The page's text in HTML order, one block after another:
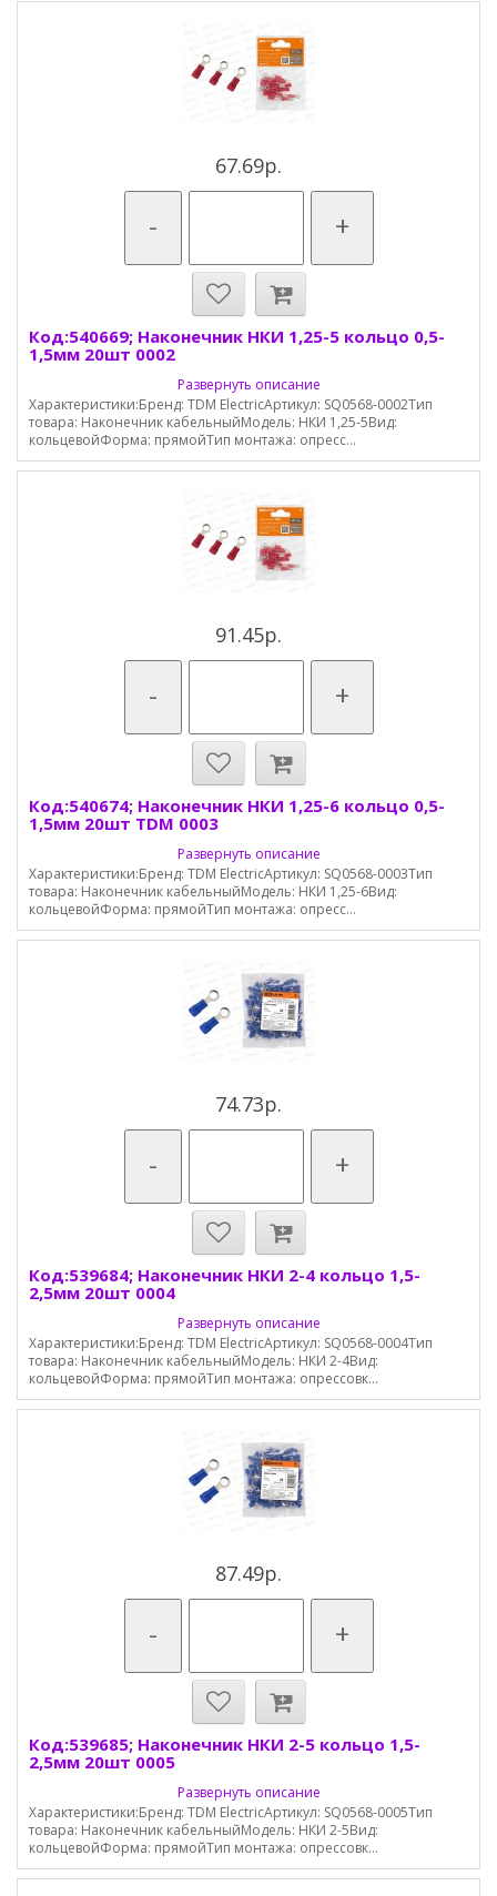
67.69р.
- +
Код:540669; Наконечник НКИ 1,25-5 кольцо 0,5-
1,5мм 20шт 0002
Развернуть описание
Характеристики:Бренд: TDM ElectricАртикул: SQ0568-0002Тип
товара: Наконечник кабельныйМодель: НКИ 1,25-5Вид:
кольцевойФорма: прямойТип монтажа: опресс...
91.45р.
- +
Код:540674; Наконечник НКИ 1,25-6 кольцо 0,5-
1,5мм 20шт TDM 0003
Развернуть описание
Характеристики:Бренд: TDM ElectricАртикул: SQ0568-0003Тип
товара: Наконечник кабельныйМодель: НКИ 1,25-6Вид:
кольцевойФорма: прямойТип монтажа: опресс...
74.73р.
- +
Код:539684; Наконечник НКИ 2-4 кольцо 1,5-
2,5мм 20шт 0004
Развернуть описание
Характеристики:Бренд: TDM ElectricАртикул: SQ0568-0004Тип
товара: Наконечник кабельныйМодель: НКИ 2-4Вид:
кольцевойФорма: прямойТип монтажа: опрессовк...
87.49р.
- +
Код:539685; Наконечник НКИ 2-5 кольцо 1,5-
2,5мм 20шт 0005
Развернуть описание
Характеристики:Бренд: TDM ElectricАртикул: SQ0568-0005Тип
товара: Наконечник кабельныйМодель: НКИ 2-5Вид:
кольцевойФорма: прямойТип монтажа: опрессовк...